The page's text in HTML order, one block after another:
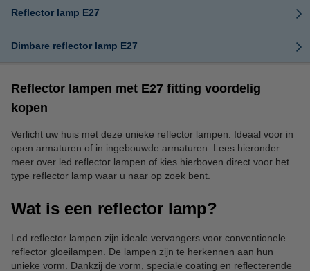
Reflector lamp E27
Dimbare reflector lamp E27
Reflector lampen met E27 fitting voordelig
kopen
Verlicht uw huis met deze unieke reflector lampen. Ideaal voor in
open armaturen of in ingebouwde armaturen. Lees hieronder
meer over led reflector lampen of kies hierboven direct voor het
type reflector lamp waar u naar op zoek bent.
Wat is een reflector lamp?
Led reflector lampen zijn ideale vervangers voor conventionele
reflector gloeilampen. De lampen zijn te herkennen aan hun
unieke vorm. Dankzij de vorm, speciale coating en reflecterende